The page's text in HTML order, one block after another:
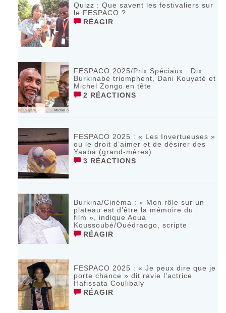
Quizz : Que savent les festivaliers sur
le FESPACO ?
RÉAGIR
FESPACO 2025/Prix Spéciaux : Dix
Burkinabè triomphent, Dani Kouyaté et
Michel Zongo en tête
2 RÉACTIONS
FESPACO 2025 : « Les Invertueuses »
ou le droit d’aimer et de désirer des
Yaaba (grand-mères)
3 RÉACTIONS
Burkina/Cinéma : « Mon rôle sur un
plateau est d’être la mémoire du
film », indique Aoua
Koussoubé/Ouédraogo, scripte
RÉAGIR
FESPACO 2025 : « Je peux dire que je
porte chance » dit ravie l’actrice
Hafissata Coulibaly
RÉAGIR